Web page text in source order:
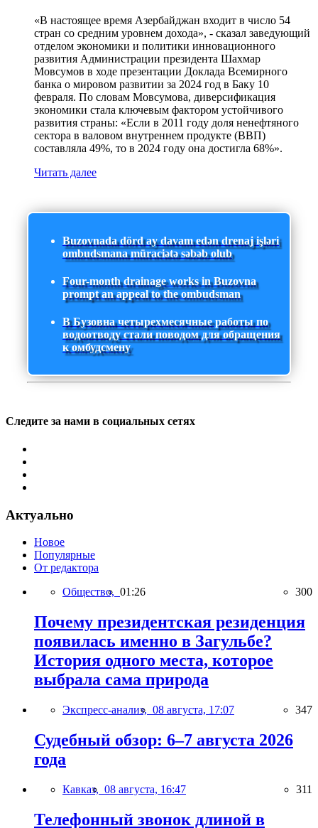
«В настоящее время Азербайджан входит в число 54
стран со средним уровнем дохода», - сказал заведующий
отделом экономики и политики инновационного
развития Администрации президента Шахмар
Мовсумов в ходе презентации Доклада Всемирного
банка о мировом развитии за 2024 год в Баку 10
февраля. По словам Мовсумова, диверсификация
экономики стала ключевым фактором устойчивого
развития страны: «Если в 2011 году доля ненефтяного
сектора в валовом внутреннем продукте (ВВП)
составляла 49%, то в 2024 году она достигла 68%».
Читать далее
Buzovnada dörd ay davam edən drenaj işləri
ombudsmana müraciətə səbəb olub
Four-month drainage works in Buzovna
prompt an appeal to the ombudsman
В Бузовна четырехмесячные работы по
водоотводу стали поводом для обращения
к омбудсмену
Следите за нами в социальных сетях
Актуально
Новое
Популярные
От редактора
Общество, 01:26 300
Почему президентская резиденция
появилась именно в Загульбе?
История одного места, которое
выбрала сама природа
Экспресс-анализ, 08 августа, 17:07 347
Судебный обзор: 6–7 августа 2026
года
Кавказ, 08 августа, 16:47 311
Телефонный звонок длиной в